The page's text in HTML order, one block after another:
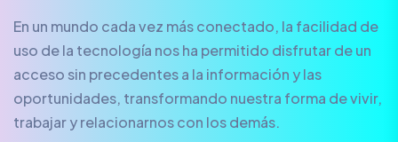
En un mundo cada vez más conectado, la facilidad de
uso de la tecnología nos ha permitido disfrutar de un
acceso sin precedentes a la información y las
oportunidades, transformando nuestra forma de vivir,
trabajar y relacionarnos con los demás.